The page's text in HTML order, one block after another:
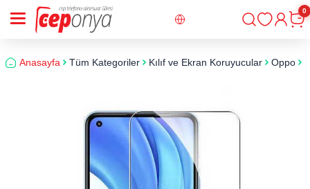
Giriş
0
Anasayfa Tüm Kategoriler Kılıf ve Ekran Koruyucular Oppo